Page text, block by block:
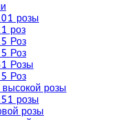
розы
роз
Роз
Роз
Розы
Роз
высокой розы
розы
розы